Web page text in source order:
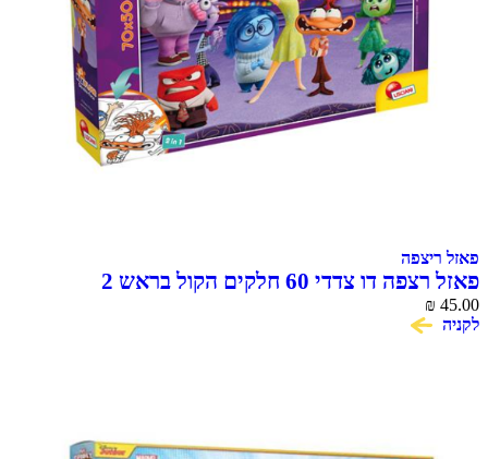
פאזל ריצפה
פאזל רצפה דו צדדי 60 חלקים הקול בראש 2
₪ 45.00
לקניה